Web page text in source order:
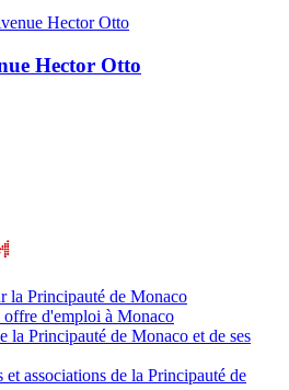
Hector Otto